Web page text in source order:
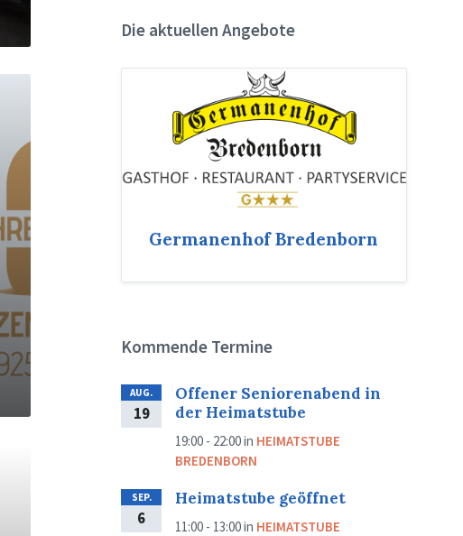
Die aktuellen Angebote
Germanenhof Bredenborn
Kommende Termine
AUG.
19
Offener Seniorenabend in
der Heimatstube
19:00 - 22:00in HEIMATSTUBE
BREDENBORN
SEP.
6
Heimatstube geöffnet
11:00 - 13:00in HEIMATSTUBE